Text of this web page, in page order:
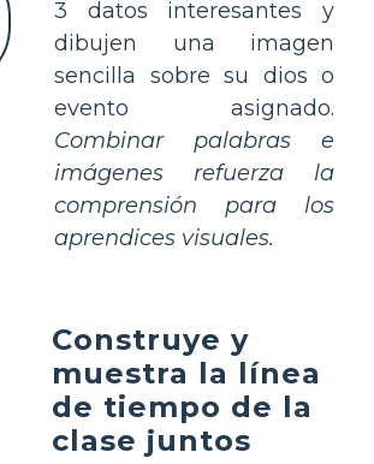
3 datos interesantes y
dibujen una imagen
sencilla sobre su dios o
evento asignado.
Combinar palabras e
imágenes refuerza la
comprensión para los
aprendices visuales.
Construye y
muestra la línea
de tiempo de la
clase juntos